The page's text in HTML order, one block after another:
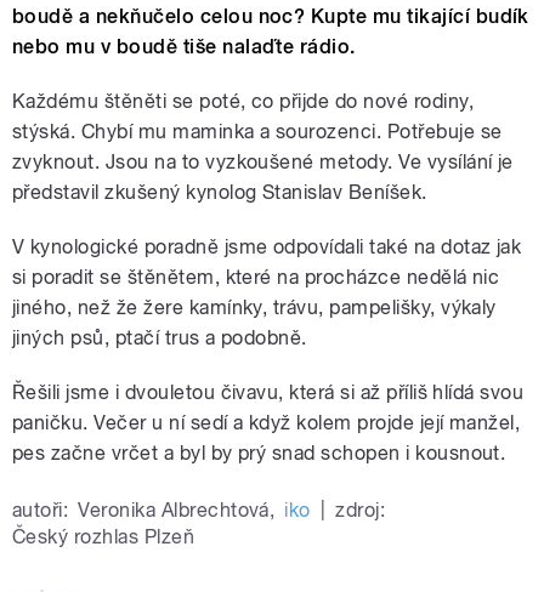
boudě a nekňučelo celou noc? Kupte mu tikající budík
nebo mu v boudě tiše nalaďte rádio.
Každému štěněti se poté, co přijde do nové rodiny,
stýská. Chybí mu maminka a sourozenci. Potřebuje se
zvyknout. Jsou na to vyzkoušené metody. Ve vysílání je
představil zkušený kynolog Stanislav Beníšek.
V kynologické poradně jsme odpovídali také na dotaz jak
si poradit se štěnětem, které na procházce nedělá nic
jiného, než že žere kamínky, trávu, pampelišky, výkaly
jiných psů, ptačí trus a podobně.
Řešili jsme i dvouletou čivavu, která si až příliš hlídá svou
paničku. Večer u ní sedí a když kolem projde její manžel,
pes začne vrčet a byl by prý snad schopen i kousnout.
autoři: Veronika Albrechtová, iko
zdroj:
Český rozhlas Plzeň